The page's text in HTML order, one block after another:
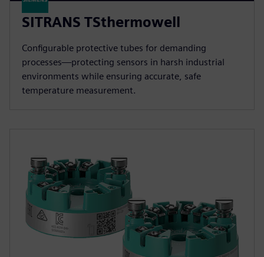
SITRANS TSthermowell
Configurable protective tubes for demanding
processes—protecting sensors in harsh industrial
environments while ensuring accurate, safe
temperature measurement.